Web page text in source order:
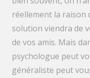
réellement la raison
solution viendra de
de vos amis. Mais
psychologue peut
généraliste peut